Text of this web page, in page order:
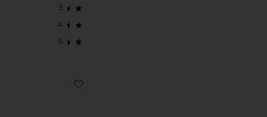
Favorite PINZA THE CONFETTI CLAW CLIP